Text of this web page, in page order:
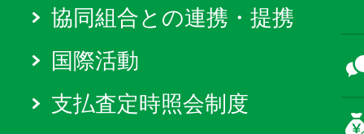
協同組合との連携・提携
国際活動
支払査定時照会制度